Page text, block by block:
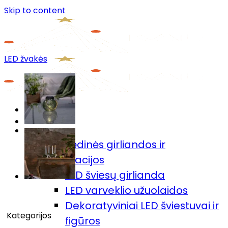
Skip to content
Menu
Prekių katalogas
🎄Kalėdinės girliandos ir
dekoracijos
LED šviesų girlianda
LED varveklio užuolaidos
Dekoratyviniai LED šviestuvai ir
figūros
LED žvakės
Kategorijos